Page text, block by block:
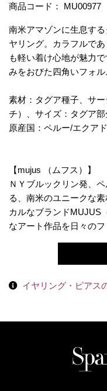
商品コード： MU00977
南米アマゾンに生息す
ヤリング。カラフルで
も軽い着け心地が魅力
みをおびた四角いフォル
素材：タグア種子、サ
チ）、サイズ：タグア
原産国：ペルー/エクア
【mujus （ムフス）】
ＮＹブルックリン発、
る、南米のユニークな
カルなブランドMUJUS
なアート作品を日々のフ
イヤリング・ピアス